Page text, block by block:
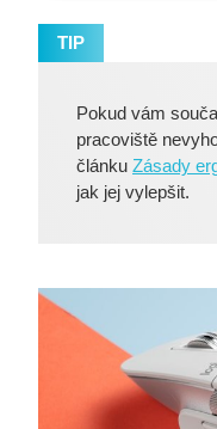
TIP
Pokud vám
pracoviště
článku Zásady
jak jej vylepšit.
Nezbytně
Nezbytně nutné
funkce
uživatele a správa
nezbytně